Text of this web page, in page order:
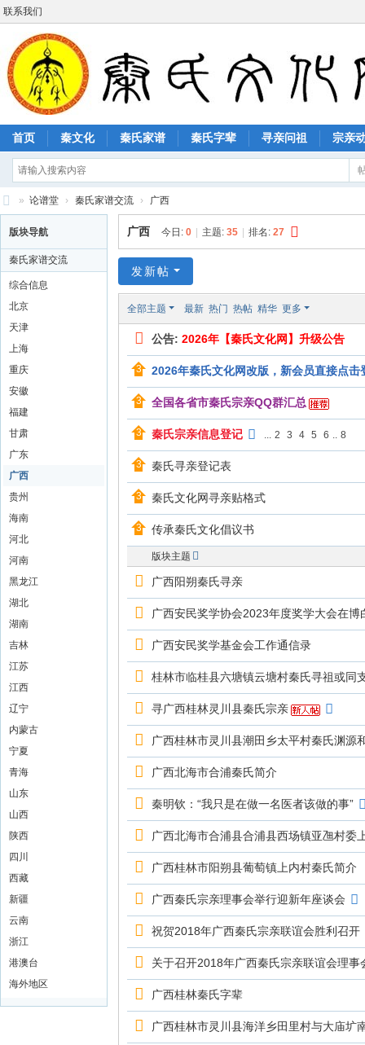
联系我们
首页 秦文化 秦氏家谱 秦氏字辈 寻亲问祖 宗亲
秦
氏
文
» 论谱堂 › 秦氏家谱交流 › 广西
版块导航
秦氏家谱交流
综合信息
北京
天津
上海
重庆
安徽
福建
甘肃
广东
广西
贵州
海南
河北
河南
黑龙江
湖北
湖南
吉林
江苏
江西
辽宁
内蒙古
宁夏
青海
山东
山西
陕西
四川
西藏
新疆
云南
浙江
港澳台
海外地区
广西 今日: 0 主题: 35 排名: 27
发新帖
全部主题 最新 热门 热帖 精华 更多
公告: 2026年【秦氏文化网】升级公告
2026年秦氏文化网改版，新会员直接点击
全国各省市秦氏宗亲QQ群汇总
秦氏宗亲信息登记 ... 2 3 4 5 6 .. 8
秦氏寻亲登记表
秦氏文化网寻亲贴格式
传承秦氏文化倡议书
版块主题
广西阳朔秦氏寻亲
广西安民奖学协会2023年度奖学大会在博
广西安民奖学基金会工作通信录
桂林市临桂县六塘镇云塘村秦氏寻祖或同
寻广西桂林灵川县秦氏宗亲
广西桂林市灵川县潮田乡太平村秦氏渊源
广西北海市合浦秦氏简介
秦明钦：“我只是在做一名医者该做的事”
广西北海市合浦县合浦县西场镇亚乪村委
广西桂林市阳朔县葡萄镇上内村秦氏简介
广西秦氏宗亲理事会举行迎新年座谈会
祝贺2018年广西秦氏宗亲联谊会胜利召开
关于召开2018年广西秦氏宗亲联谊会理事
广西桂林秦氏字辈
广西桂林市灵川县海洋乡田里村与大庙圹